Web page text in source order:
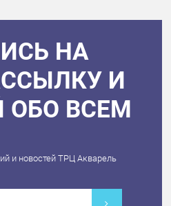
НА
И
ОБО ВСЕМ
и новостей ТРЦ Акварель